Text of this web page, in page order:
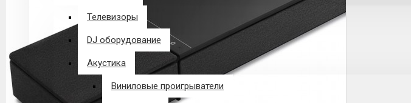
Телевизоры
DJ оборудование
Акустика
Виниловые проигрыватели